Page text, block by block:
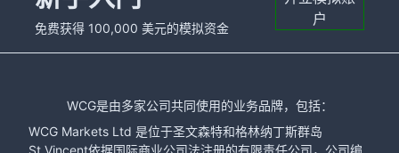
免费获得 100,000 美元的模拟资金
户
WCG是由多家公司共同使用的业务品牌，包括：
WCG Markets Ltd 是位于圣文森特和格林纳丁斯群岛
St.Vincent依据国际商业公司法注册的有限责任公司，公司编